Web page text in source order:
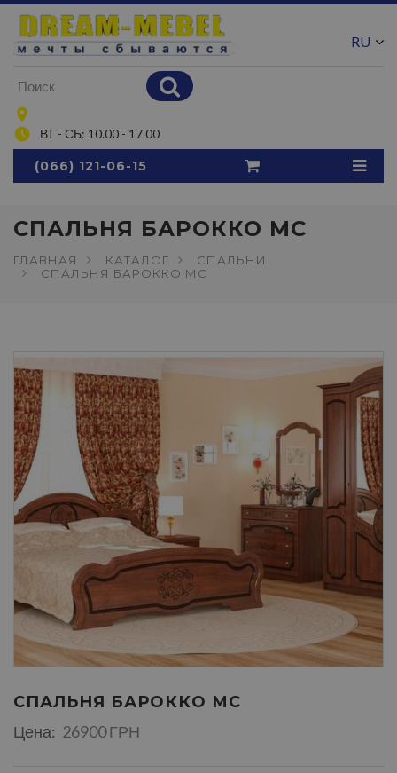
ВТ - СБ: 10.00 - 17.00
RU
(066) 121-06-15
СПАЛЬНЯ БАРОККО МС
ГЛАВНАЯ КАТАЛОГ
СПАЛЬНИ
СПАЛЬНЯ БАРОККО МС
СПАЛЬНЯ БАРОККО МС
Цена: 26900 ГРН